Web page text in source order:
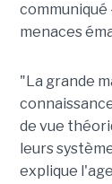
communiqué
menaces
"La grande
de vue
leurs
explique